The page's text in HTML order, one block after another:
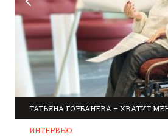
ТАТЬЯНА ГОРБАНЕВА – ХВАТИТ
ИНТЕРВЬЮ